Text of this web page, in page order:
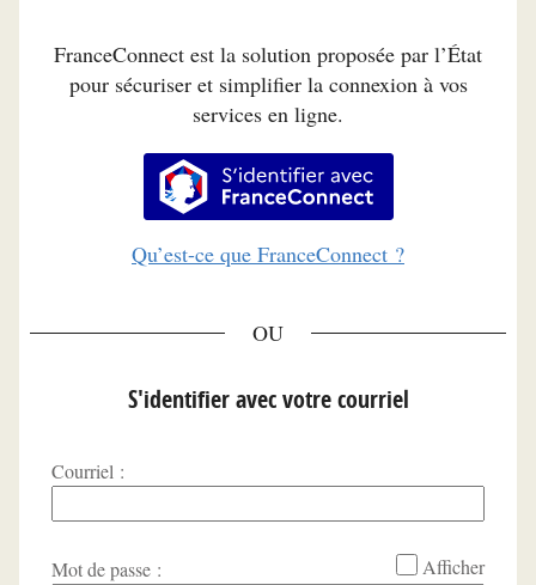
FranceConnect est la solution proposée par l’État
pour sécuriser et simplifier la connexion à vos
services en ligne.
S’identifier avec
Qu’est-ce que FranceConnect ?
S'identifier avec votre courriel
Courriel :
Mot de passe : Afficher